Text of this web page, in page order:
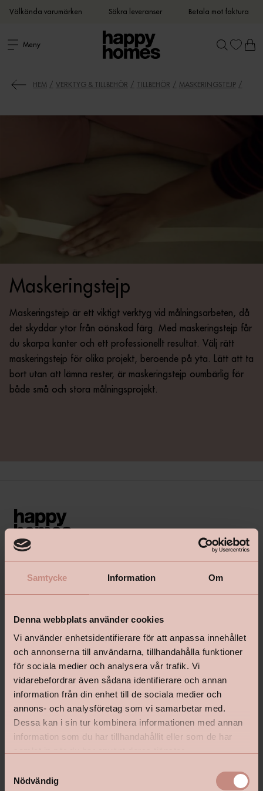
Samtycke Information Om
Denna webbplats använder cookies
Vi använder enhetsidentifierare för att anpassa innehållet
och annonserna till användarna, tillhandahålla funktioner
för sociala medier och analysera vår trafik. Vi
vidarebefordrar även sådana identifierare och annan
information från din enhet till de sociala medier och
annons- och analysföretag som vi samarbetar med.
Dessa kan i sin tur kombinera informationen med annan
information som du har tillhandahållit eller som de har
Nödvändig
Välkända varumärken Säkra leveranser Betala mot faktura
Meny
HEM VERKTYG & TILLBEHÖR TILLBEHÖR MASKERINGSTEJP
Maskeringstejp
Maskeringstejp är ett viktigt verktyg vid målningsarbeten, då
det skyddar ytor från oönskad färg. Med maskeringstejp får
du skarpa kanter och ett professionellt resultat. Välj rätt
maskeringstejp för olika projekt, beroende på yta. Lätt att ta
bort utan att lämna rester, är maskeringstejp oumbärlig för
både små och stora målningsprojekt.
shop@happyhomes.se
Kontakta din butik
Följ oss:
Happy Homes är Sveriges äldsta frivilliga färghandelskedja med
cirka 80 butiker runt om i landet, alla med lokala rötter. Våra